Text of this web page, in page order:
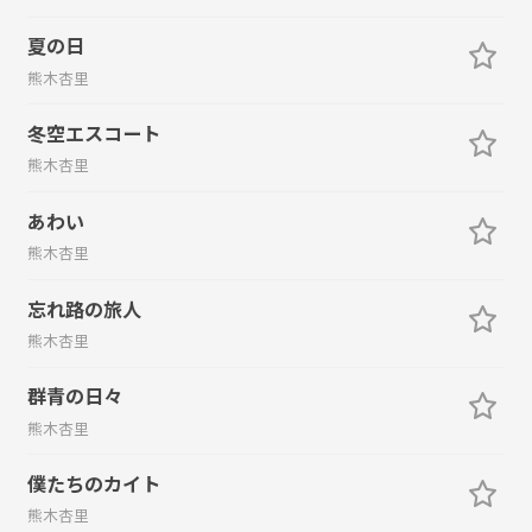
夏の日
熊木杏里
冬空エスコート
熊木杏里
あわい
熊木杏里
忘れ路の旅人
熊木杏里
群青の日々
熊木杏里
僕たちのカイト
熊木杏里